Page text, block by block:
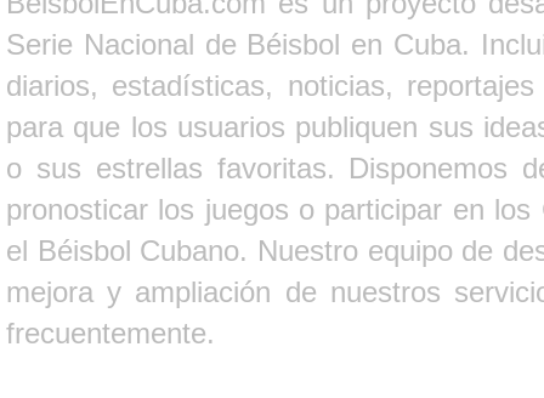
Serie Nacional de Béisbol en Cuba.
diarios, estadísticas, noticias,
para que los usuarios publiquen sus
o sus estrellas favoritas. Disponemos
pronosticar los juegos o participar en
el Béisbol Cubano. Nuestro equipo de
mejora y ampliación de nuestros
frecuentemente.